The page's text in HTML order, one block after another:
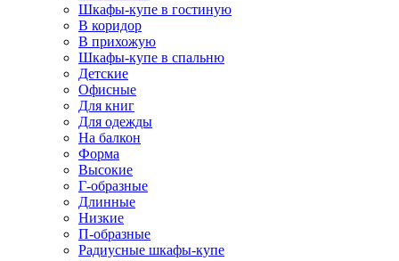
Шкафы-купе в гостиную
В коридор
В прихожую
Шкафы-купе в спальню
Детские
Офисные
Для книг
Для одежды
На балкон
Форма
Высокие
Г-образные
Длинные
Низкие
П-образные
Радиусные шкафы-купе